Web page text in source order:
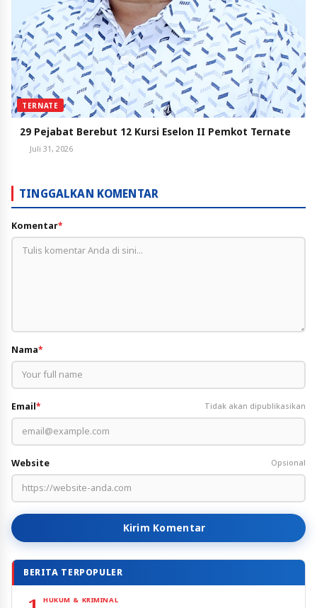
TERNATE
29 Pejabat Berebut 12 Kursi Eselon II Pemkot Ternate
Juli 31, 2026
TINGGALKAN KOMENTAR
Komentar*
Nama*
Email* Tidak akan dipublikasikan
Website Opsional
Kirim Komentar
BERITA TERPOPULER
HUKUM & KRIMINAL